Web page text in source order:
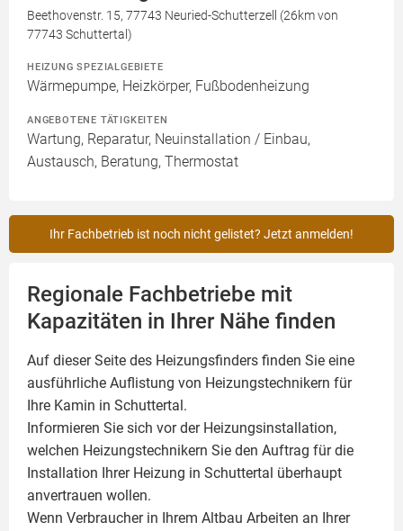
Beethovenstr. 15, 77743 Neuried-Schutterzell (26km von
77743 Schuttertal)
HEIZUNG SPEZIALGEBIETE
Wärmepumpe, Heizkörper, Fußbodenheizung
ANGEBOTENE TÄTIGKEITEN
Wartung, Reparatur, Neuinstallation / Einbau,
Austausch, Beratung, Thermostat
Ihr Fachbetrieb ist noch nicht gelistet? Jetzt anmelden!
Regionale Fachbetriebe mit
Kapazitäten in Ihrer Nähe finden
Auf dieser Seite des Heizungsfinders finden Sie eine
ausführliche Auflistung von Heizungstechnikern für
Ihre Kamin in Schuttertal.
Informieren Sie sich vor der Heizungsinstallation,
welchen Heizungstechnikern Sie den Auftrag für die
Installation Ihrer Heizung in Schuttertal überhaupt
anvertrauen wollen.
Wenn Verbraucher in Ihrem Altbau Arbeiten an Ihrer